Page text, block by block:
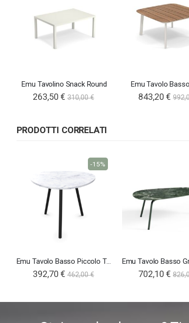
Emu Tavolino Snack Round
263,50 € 310,00 €
Emu Tavolo
843,20 €
PRODOTTI CORRELATI
Emu Tavolo Basso Piccolo Terramare
392,70 € 462,00 €
-15%
702,10 €